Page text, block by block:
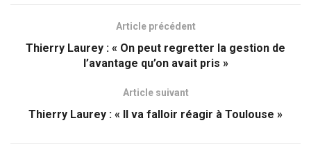
Article précédent
Thierry Laurey : « On peut regretter la gestion de
l’avantage qu’on avait pris »
Article suivant
Thierry Laurey : « Il va falloir réagir à Toulouse »